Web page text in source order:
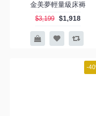
金美夢輕量級床褥
$3,199 $1,918
-